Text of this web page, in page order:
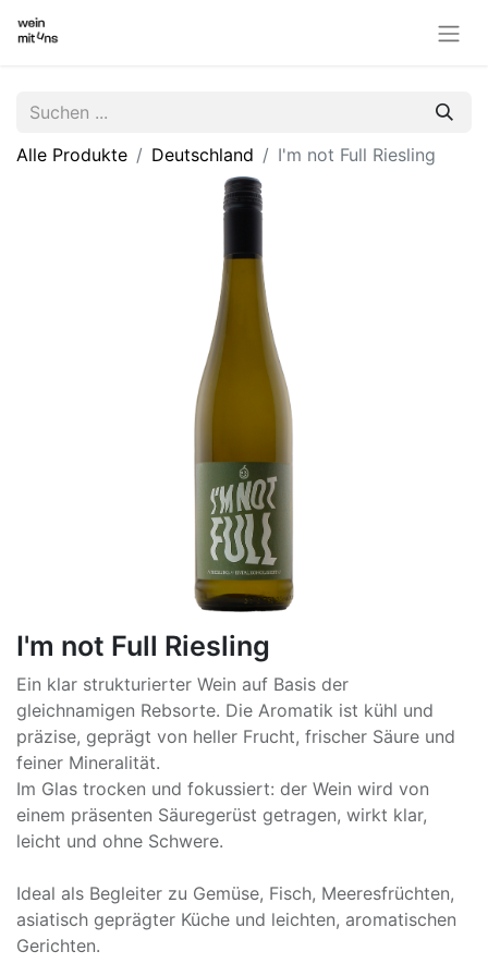
Alle Produkte Deutschland I'm not Full Riesling
I'm not Full Riesling
Ein klar strukturierter Wein auf Basis der
gleichnamigen Rebsorte. Die Aromatik ist kühl und
präzise, geprägt von heller Frucht, frischer Säure und
feiner Mineralität.
Im Glas trocken und fokussiert: der Wein wird von
einem präsenten Säuregerüst getragen, wirkt klar,
leicht und ohne Schwere.
Ideal als Begleiter zu Gemüse, Fisch, Meeresfrüchten,
asiatisch geprägter Küche und leichten, aromatischen
Gerichten.